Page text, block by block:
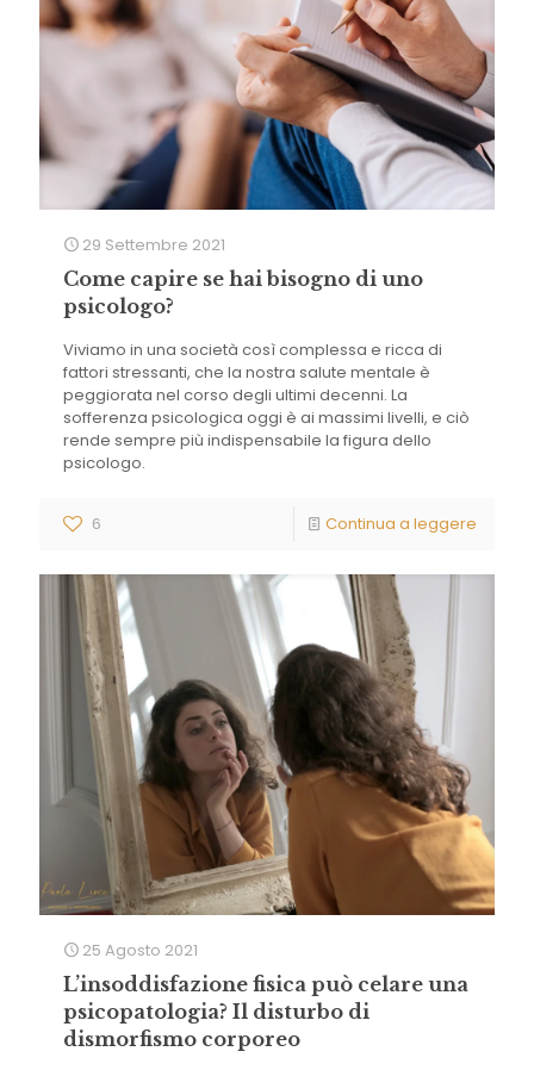
29 Settembre 2021
Come capire se hai bisogno di uno
psicologo?
Viviamo in una società così complessa e ricca di
fattori stressanti, che la nostra salute mentale è
peggiorata nel corso degli ultimi decenni. La
sofferenza psicologica oggi è ai massimi livelli, e ciò
rende sempre più indispensabile la figura dello
psicologo.
6 Continua a leggere
25 Agosto 2021
L’insoddisfazione fisica può celare una
psicopatologia? Il disturbo di
dismorfismo corporeo